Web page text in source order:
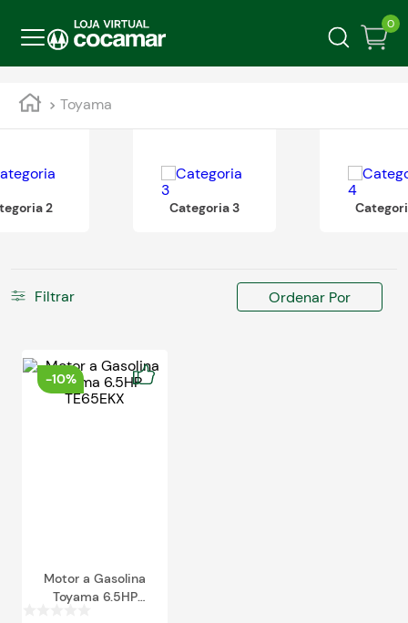
0
Toyama
2 Categoria 3
Filtrar Ordenar Por
-10%
Motor a Gasolina
Toyama 6.5HP